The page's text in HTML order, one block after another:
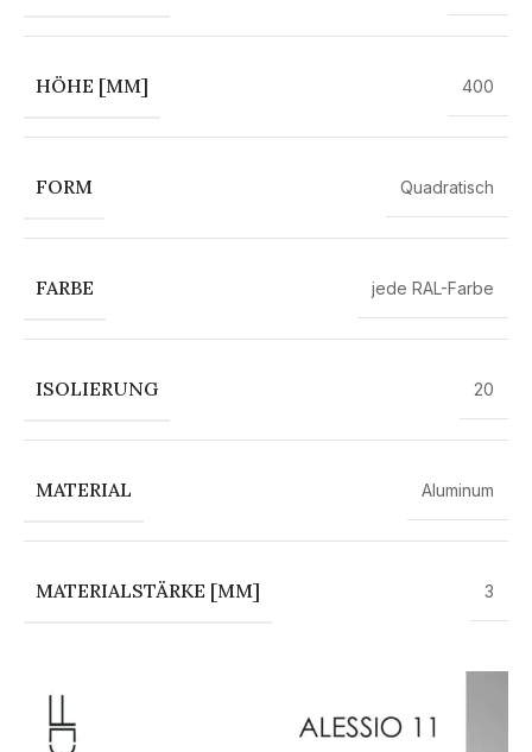
HÖHE [MM] 400
FORM Quadratisch
FARBE jede RAL-Farbe
ISOLIERUNG 20
MATERIAL Aluminum
MATERIALSTÄRKE [MM] 3